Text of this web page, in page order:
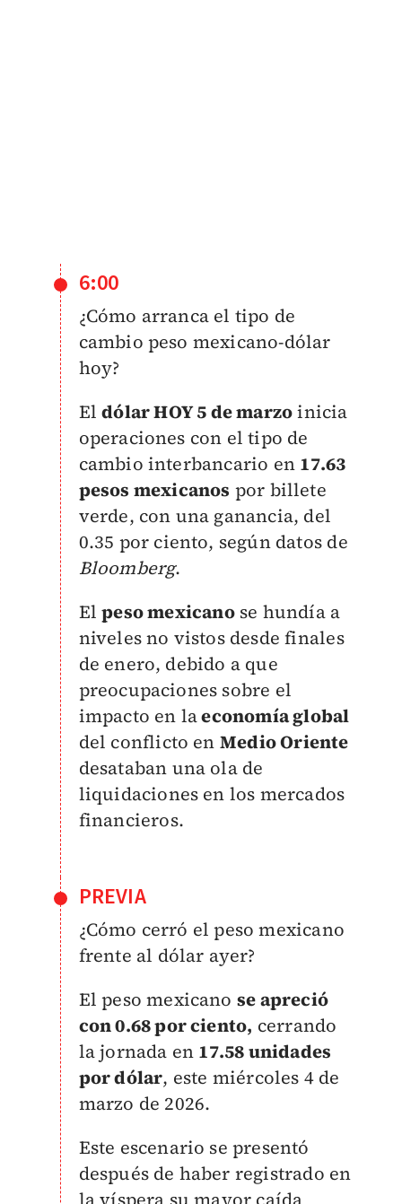
6:00
¿Cómo arranca el tipo de
cambio peso mexicano-dólar
hoy?
Eldólar HOY 5 de marzoinicia
operaciones con el tipo de
cambio interbancario en 17.63
pesos mexicanos por billete
verde, con una ganancia, del
0.35 por ciento, según datos de
Bloomberg.
Elpeso mexicanose hundía a
niveles no vistos desde finales
de enero, debido a que
preocupaciones sobre el
impacto en laeconomía global
del conflicto en Medio Oriente
desataban una ola de
liquidaciones en los mercados
financieros.
PREVIA
¿Cómo cerró el peso mexicano
frente al dólar ayer?
El peso mexicano se apreció
con 0.68 por ciento, cerrando
la jornada en 17.58 unidades
por dólar, este miércoles 4 de
marzo de 2026.
Este escenario se presentó
después de haber registrado en